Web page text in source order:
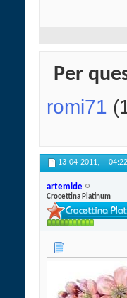
Per
romi71
13-04-2011, 04:22
artemide
Crocettina Platinum